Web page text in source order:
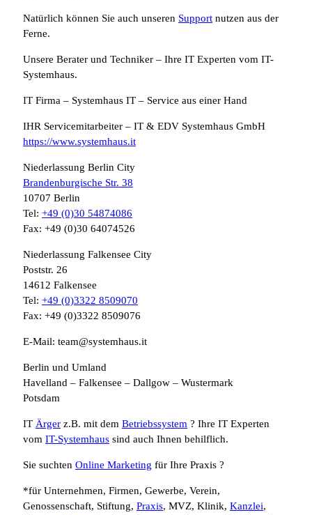
Natürlich können Sie auch unseren Support nutzen aus der
Ferne.
Unsere Berater und Techniker – Ihre IT Experten vom IT-
Systemhaus.
IT Firma – Systemhaus IT – Service aus einer Hand
IHR Servicemitarbeiter – IT & EDV Systemhaus GmbH
https://www.systemhaus.it
Niederlassung Berlin City
Brandenburgische Str. 38
10707 Berlin
Tel: +49 (0)30 54874086
Fax: +49 (0)30 64074526
Niederlassung Falkensee City
Poststr. 26
14612 Falkensee
Tel: +49 (0)3322 8509070
Fax: +49 (0)3322 8509076
E-Mail: team@systemhaus.it
Berlin und Umland
Havelland – Falkensee – Dallgow – Wustermark
Potsdam
IT Ärger z.B. mit dem Betriebssystem ? Ihre IT Experten
vom IT-Systemhaus sind auch Ihnen behilflich.
Sie suchten Online Marketing für Ihre Praxis ?
*für Unternehmen, Firmen, Gewerbe, Verein,
Genossenschaft, Stiftung, Praxis, MVZ, Klinik, Kanzlei,